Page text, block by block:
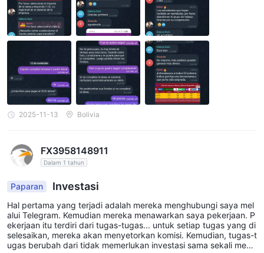
2025-11-13 Bolivia
FX3958148911
Dalam 1 tahun
Paparan Investasi
Hal pertama yang terjadi adalah mereka menghubungi saya mel
alui Telegram. Kemudian mereka menawarkan saya pekerjaan. P
ekerjaan itu terdiri dari tugas-tugas... untuk setiap tugas yang di
selesaikan, mereka akan menyetorkan komisi. Kemudian, tugas-t
ugas berubah dari tidak memerlukan investasi sama sekali menj